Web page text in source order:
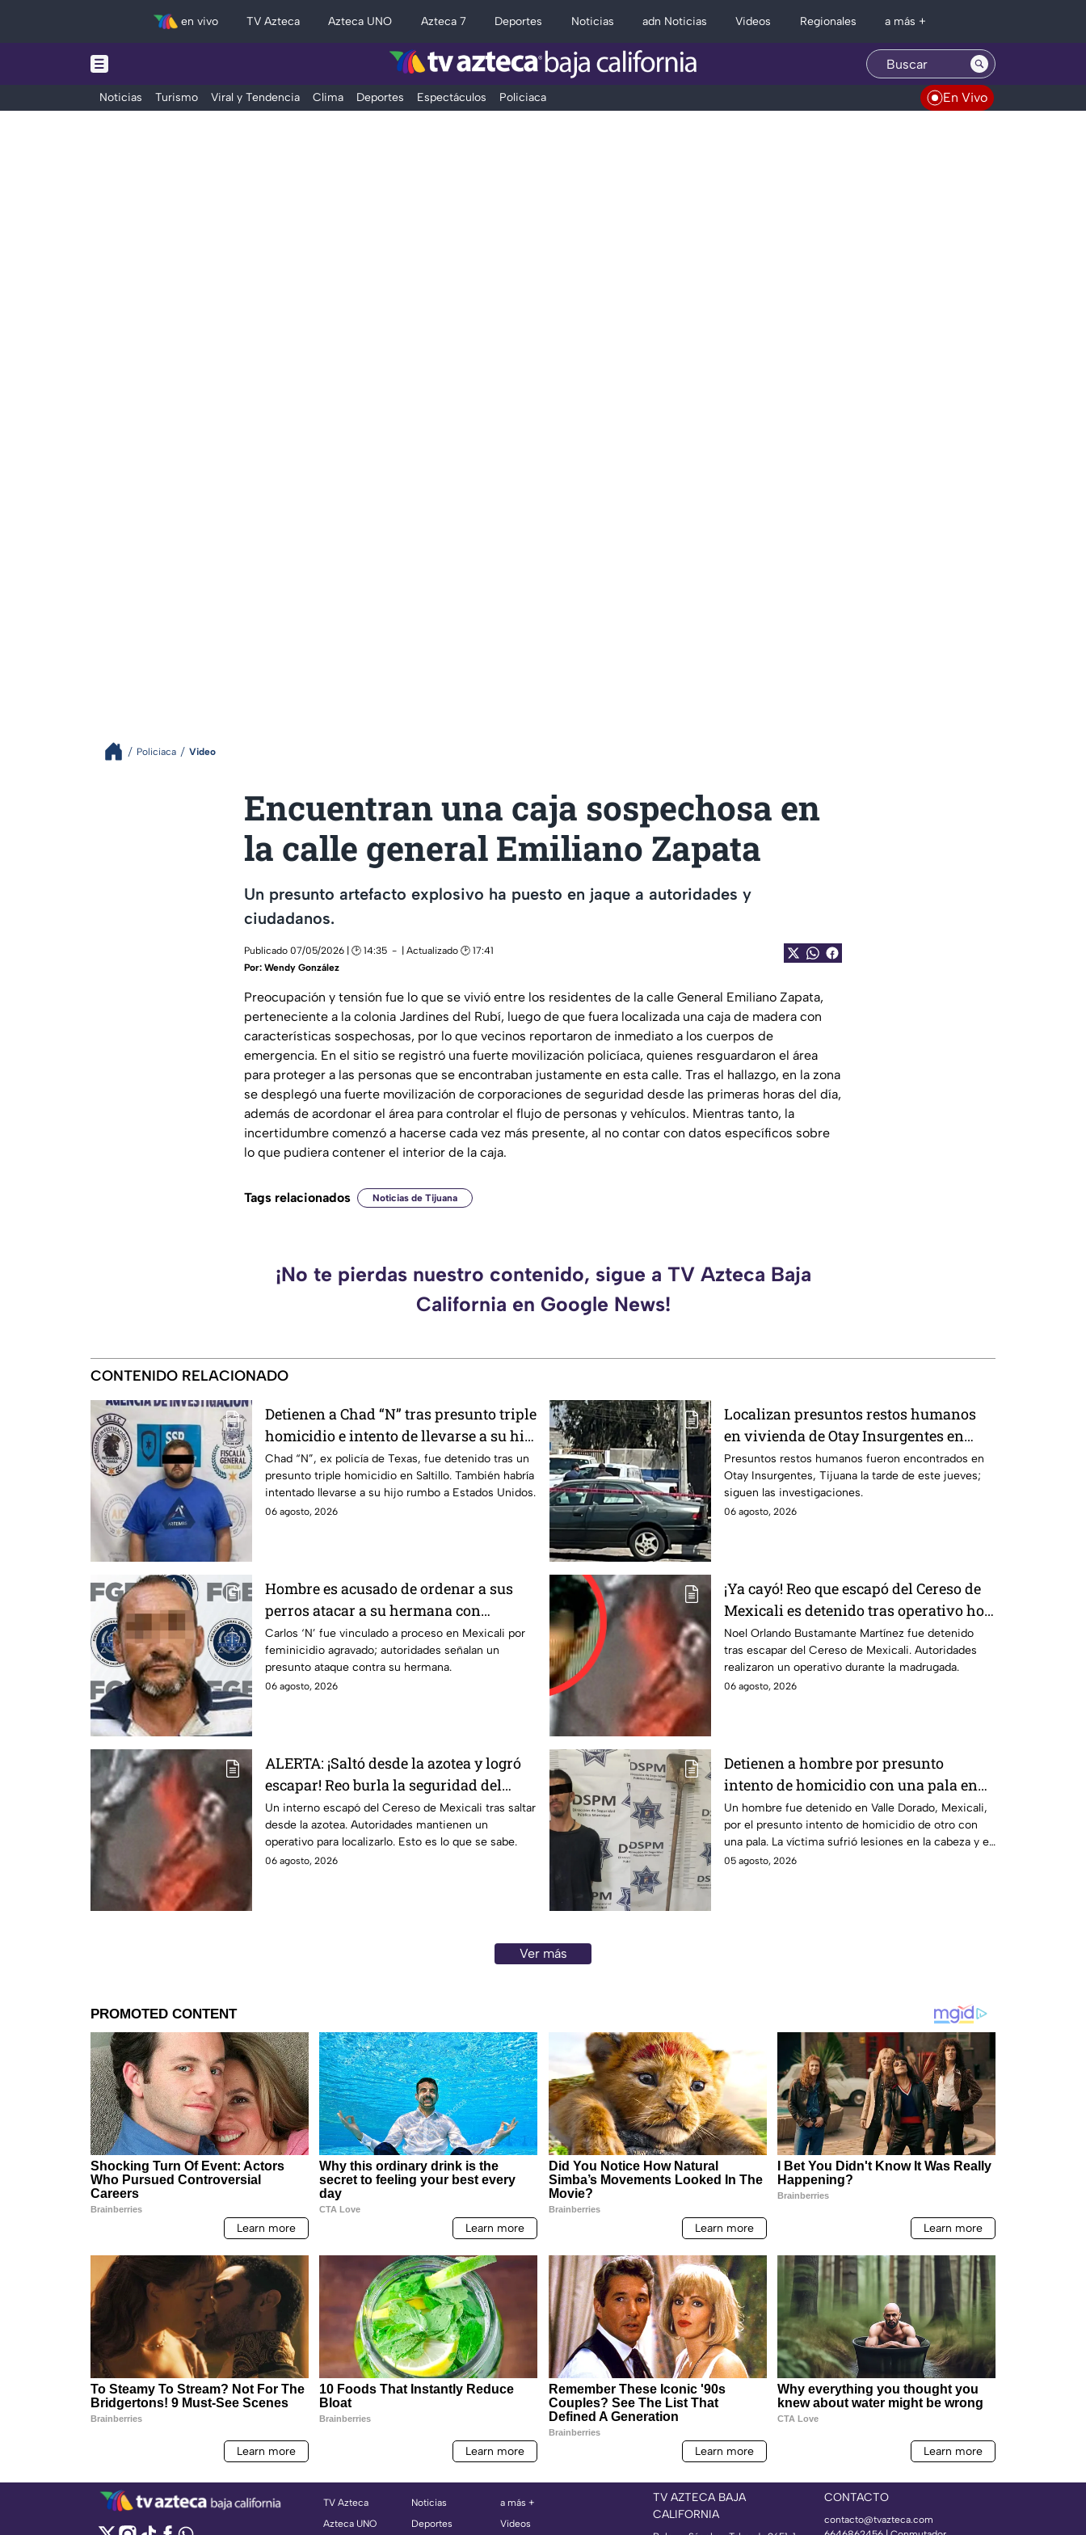
en vivo TV Azteca Azteca UNO Azteca 7 Deportes Noticias adn Noticias Videos Regionales a más +
Noticias Turismo Viral y Tendencia Clima Deportes Espectáculos Policiaca En Vivo
Policiaca Video
Encuentran una caja sospechosa en
la calle general Emiliano Zapata
Un presunto artefacto explosivo ha puesto en jaque a autoridades y
ciudadanos.
Publicado 07/05/2026 | 🕑 14:35
| Actualizado 🕑 17:41
Por: Wendy González
Preocupación y tensión fue lo que se vivió entre los residentes de la calle General Emiliano Zapata,
perteneciente a la colonia Jardines del Rubí, luego de que fuera localizada una caja de madera con
características sospechosas, por lo que vecinos reportaron de inmediato a los cuerpos de
emergencia. En el sitio se registró una fuerte movilización policíaca, quienes resguardaron el área
para proteger a las personas que se encontraban justamente en esta calle. Tras el hallazgo, en la zona
se desplegó una fuerte movilización de corporaciones de seguridad desde las primeras horas del día,
además de acordonar el área para controlar el flujo de personas y vehículos. Mientras tanto, la
incertidumbre comenzó a hacerse cada vez más presente, al no contar con datos específicos sobre
lo que pudiera contener el interior de la caja.
Tags relacionados Noticias de Tijuana
¡No te pierdas nuestro contenido, sigue a TV Azteca Baja
California en Google News!
CONTENIDO RELACIONADO
Detienen a Chad “N” tras presunto triple
homicidio e intento de llevarse a su hijo
a Estados Unidos
Chad “N”, ex policía de Texas, fue detenido tras un
presunto triple homicidio en Saltillo. También habría
intentado llevarse a su hijo rumbo a Estados Unidos.
06 agosto, 2026
Localizan presuntos restos humanos
en vivienda de Otay Insurgentes en
Tijuana
Presuntos restos humanos fueron encontrados en
Otay Insurgentes, Tijuana la tarde de este jueves;
siguen las investigaciones.
06 agosto, 2026
Hombre es acusado de ordenar a sus
perros atacar a su hermana con
discapacidad auditiva en Mexicali; lo
procesan por feminicidio
Carlos ‘N’ fue vinculado a proceso en Mexicali por
feminicidio agravado; autoridades señalan un
presunto ataque contra su hermana.
06 agosto, 2026
¡Ya cayó! Reo que escapó del Cereso de
Mexicali es detenido tras operativo hoy
6 de agosto
Noel Orlando Bustamante Martínez fue detenido
tras escapar del Cereso de Mexicali. Autoridades
realizaron un operativo durante la madrugada.
06 agosto, 2026
ALERTA: ¡Saltó desde la azotea y logró
escapar! Reo burla la seguridad del
Cereso de Mexicali y continúa prófugo
⚠️
Un interno escapó del Cereso de Mexicali tras saltar
desde la azotea. Autoridades mantienen un
operativo para localizarlo. Esto es lo que se sabe.
06 agosto, 2026
Detienen a hombre por presunto
intento de homicidio con una pala en
Mexicali; habría atacado a otro
mientras dormía
Un hombre fue detenido en Valle Dorado, Mexicali,
por el presunto intento de homicidio de otro con
una pala. La víctima sufrió lesiones en la cabeza y el
cuerpo.
05 agosto, 2026
Ver más
TV Azteca
Azteca UNO
Noticias
Deportes
a más +
Videos
TV AZTECA BAJA
CALIFORNIA
CONTACTO
contacto@tvazteca.com